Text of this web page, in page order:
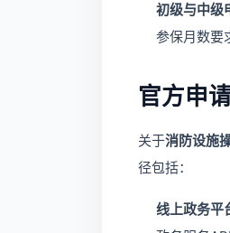
初级与中级
参保月数要
官方申
关于消防设施
径包括：
线上政务平